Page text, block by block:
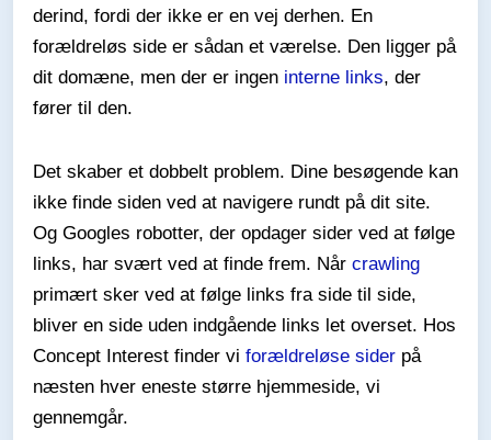
derind, fordi der ikke er en vej derhen. En
forældreløs side er sådan et værelse. Den ligger på
dit domæne, men der er ingen interne links, der
fører til den.
Det skaber et dobbelt problem. Dine besøgende kan
ikke finde siden ved at navigere rundt på dit site.
Og Googles robotter, der opdager sider ved at følge
links, har svært ved at finde frem. Når crawling
primært sker ved at følge links fra side til side,
bliver en side uden indgående links let overset. Hos
Concept Interest finder vi forældreløse sider på
næsten hver eneste større hjemmeside, vi
gennemgår.